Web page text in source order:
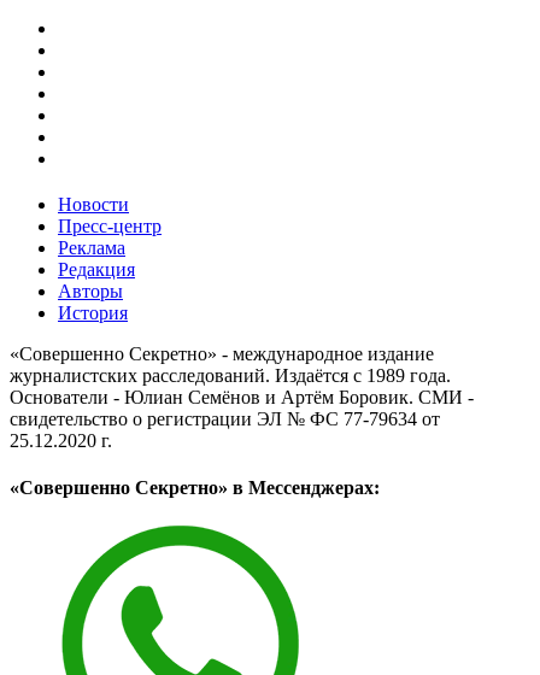
Новости
Пресс-центр
Реклама
Редакция
Авторы
История
«Совершенно Секретно» - международное издание
журналистских расследований. Издаётся с 1989 года.
Основатели - Юлиан Семёнов и Артём Боровик. CМИ -
свидетельство о регистрации ЭЛ № ФС 77-79634 от
25.12.2020 г.
«Совершенно Секретно» в Мессенджерах: